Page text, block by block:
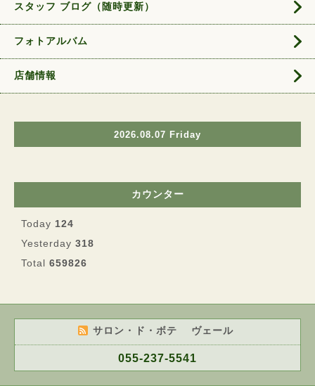
スタッフ ブログ（随時更新）
フォトアルバム
店舗情報
2026.08.07 Friday
カウンター
Today 124
Yesterday 318
Total 659826
サロン・ド・ボテ ヴェール
055-237-5541